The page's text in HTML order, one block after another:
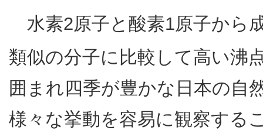
水素2原子と酸素1原子から
類似の分子に比較して高い沸
囲まれ四季が豊かな日本の自
様々な挙動を容易に観察する